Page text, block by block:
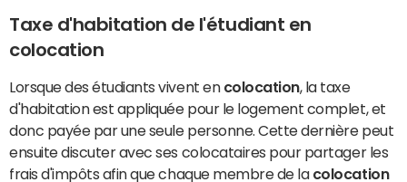
Taxe d'habitation de l'étudiant en
colocation
Lorsque des étudiants vivent en colocation, la taxe
d'habitation est appliquée pour le logement complet, et
donc payée par une seule personne. Cette dernière peut
ensuite discuter avec ses colocataires pour partager les
frais d'impôts afin que chaque membre de la colocation